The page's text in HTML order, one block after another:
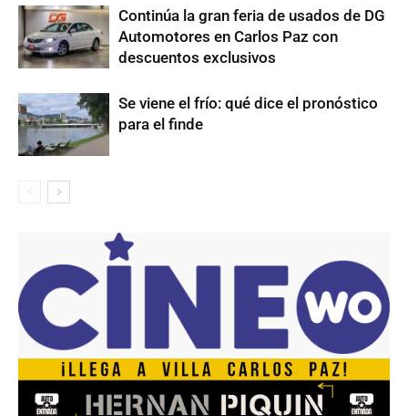
Continúa la gran feria de usados de DG
Automotores en Carlos Paz con
descuentos exclusivos
Se viene el frío: qué dice el pronóstico
para el finde